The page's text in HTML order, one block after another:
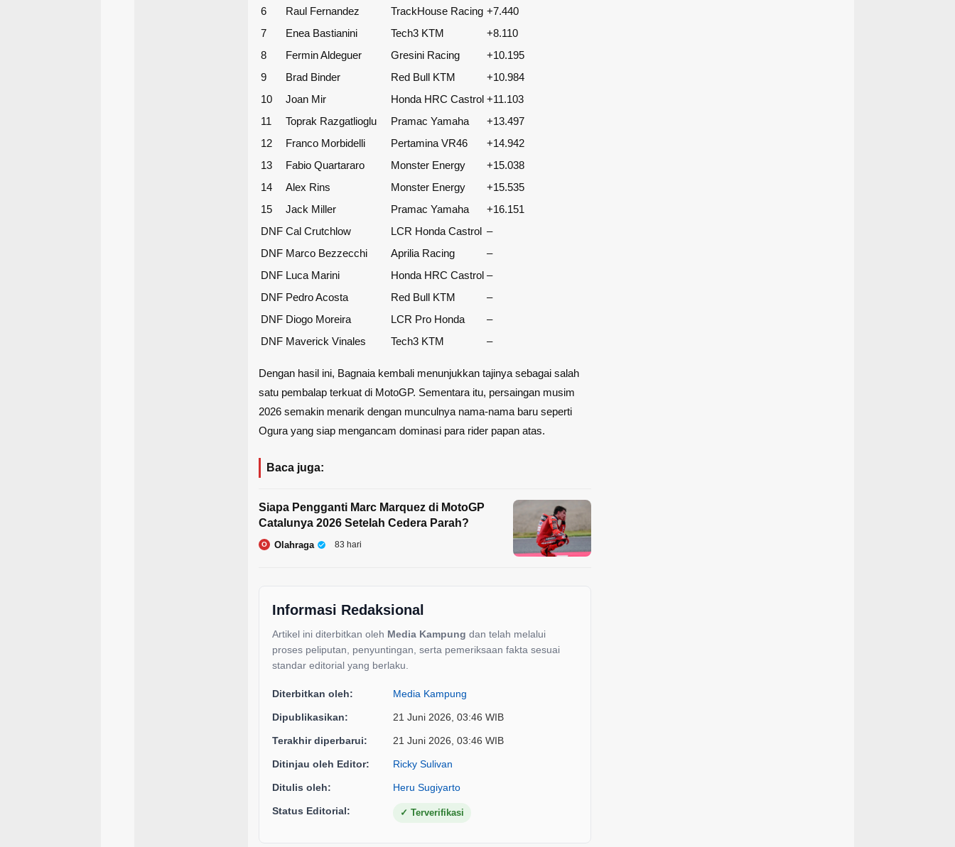
6
Raul Fernandez TrackHouse Racing +7.440
7
Enea Bastianini Tech3 KTM
+8.110
8
Fermin Aldeguer Gresini Racing
+10.195
9
Brad Binder Red Bull KTM
+10.984
10
Joan Mir Honda HRC Castrol +11.103
11
Toprak Razgatlioglu Pramac Yamaha
+13.497
12
Franco Morbidelli Pertamina VR46
+14.942
13
Fabio Quartararo Monster Energy
+15.038
14
Alex Rins Monster Energy
+15.535
15
Jack Miller Pramac Yamaha
+16.151
DNF Cal Crutchlow LCR Honda Castrol –
DNF Marco Bezzecchi Aprilia Racing
–
DNF Luca Marini Honda HRC Castrol –
DNF Pedro Acosta Red Bull KTM
–
DNF Diogo Moreira LCR Pro Honda
–
DNF Maverick Vinales Tech3 KTM –
Dengan hasil ini, Bagnaia kembali menunjukkan tajinya sebagai salah
satu pembalap terkuat di MotoGP. Sementara itu, persaingan musim
2026 semakin menarik dengan munculnya nama-nama baru seperti
Ogura yang siap mengancam dominasi para rider papan atas.
Baca juga:
Siapa Pengganti Marc Marquez di MotoGP
Catalunya 2026 Setelah Cedera Parah?
O Olahraga 83 hari
Informasi Redaksional
Artikel ini diterbitkan oleh Media Kampung dan telah melalui
proses peliputan, penyuntingan, serta pemeriksaan fakta sesuai
standar editorial yang berlaku.
Diterbitkan oleh: Media Kampung
Dipublikasikan: 21 Juni 2026, 03:46 WIB
Terakhir diperbarui: 21 Juni 2026, 03:46 WIB
Ditinjau oleh Editor: Ricky Sulivan
Ditulis oleh: Heru Sugiyarto
Status Editorial: ✓ Terverifikasi